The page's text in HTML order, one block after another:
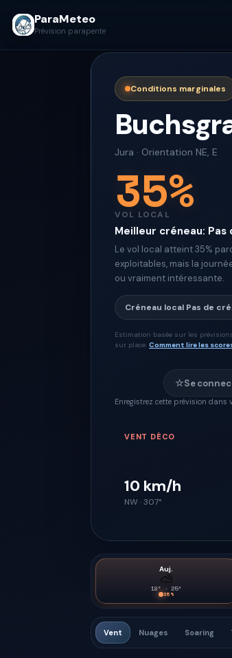
ParaMeteo
Prévision parapente
Conditions marginales
Jura · Orientation NE, E
35%
VOL LOCAL
Meilleur créneau: Pas
Le vol local atteint 35%
exploitables, mais la
ou vraiment intéressante.
Créneau local Pas de
Estimation basée sur les
sur place. Comment lire les
☆Se
Enregistrez cette prévision
VENT DÉCO
10 km/h
NW · 307°
Auj.
⛅
18° · 25°
35%
Vent Nuages Soaring